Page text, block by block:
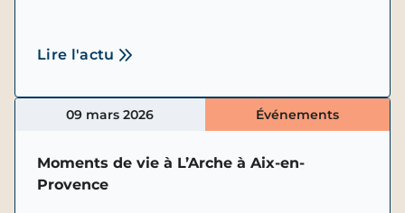
Lire l'actu
09 mars 2026 Événements
Moments de vie à L’Arche à Aix-en-
Provence